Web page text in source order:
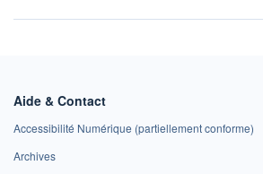
Aide & Contact
Accessibilité Numérique (partiellement conforme)
Archives